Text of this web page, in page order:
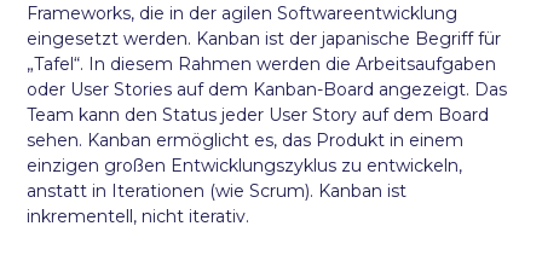
Frameworks, die in der agilen Softwareentwicklung
eingesetzt werden. Kanban ist der japanische Begriff für
„Tafel“. In diesem Rahmen werden die Arbeitsaufgaben
oder User Stories auf dem Kanban-Board angezeigt. Das
Team kann den Status jeder User Story auf dem Board
sehen. Kanban ermöglicht es, das Produkt in einem
einzigen großen Entwicklungszyklus zu entwickeln,
anstatt in Iterationen (wie Scrum). Kanban ist
inkrementell, nicht iterativ.